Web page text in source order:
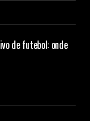
de futebol: onde